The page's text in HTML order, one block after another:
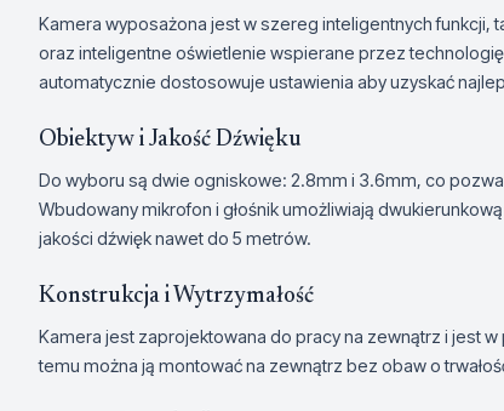
Kamera wyposażona jest w szereg inteligentnych funkcji,
oraz inteligentne oświetlenie wspierane przez
automatycznie dostosowuje ustawienia aby uzyskać
Obiektyw i Jakość Dźwięku
Do wyboru są dwie ogniskowe: 2.8mm i 3.6mm, co
Wbudowany mikrofon i głośnik umożliwiają
jakości dźwięk nawet do 5 metrów.
Konstrukcja i Wytrzymałość
Kamera jest zaprojektowana do pracy na zewnątrz i jest
temu można ją montować na zewnątrz bez obaw o